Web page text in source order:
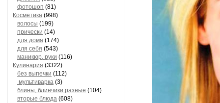
фотошоп (81)
Косметика (998)
волосы (199)
прически (14)
для дома (174)
для себя (543)
маникюр, руки (116)
Кулинария (3322)
без выпечки (112)
мультиварка (3)
блины, блинчики разные (104)
вторые блюда (608)